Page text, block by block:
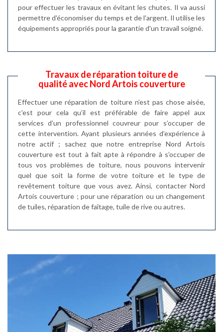
pour effectuer les travaux en évitant les chutes. Il va aussi
permettre d'économiser du temps et de l'argent. Il utilise les
équipements appropriés pour la garantie d'un travail soigné.
Travaux de réparation toiture de
qualité avec Nord Artois couverture
Effectuer une réparation de toiture n’est pas chose aisée,
c’est pour cela qu’il est préférable de faire appel aux
services d’un professionnel couvreur pour s’occuper de
cette intervention. Ayant plusieurs années d’expérience à
notre actif ; sachez que notre entreprise Nord Artois
couverture est tout à fait apte à répondre à s’occuper de
tous vos problèmes de toiture, nous pouvons intervenir
quel que soit la forme de votre toiture et le type de
revêtement toiture que vous avez. Ainsi, contacter Nord
Artois couverture ; pour une réparation ou un changement
de tuiles, réparation de faîtage, tuile de rive ou autres.